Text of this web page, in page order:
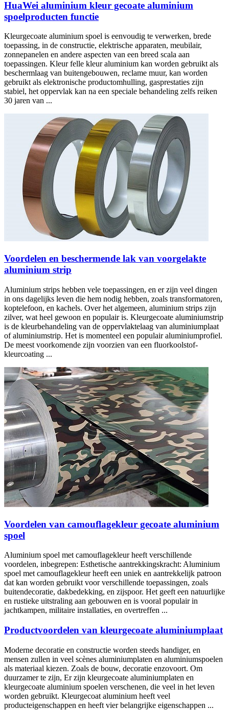
HuaWei aluminium kleur gecoate aluminium
spoelproducten functie
Kleurgecoate aluminium spoel is eenvoudig te verwerken, brede
toepassing, in de constructie, elektrische apparaten, meubilair,
zonnepanelen en andere aspecten van een breed scala aan
toepassingen. Kleur felle kleur aluminium kan worden gebruikt als
beschermlaag van buitengebouwen, reclame muur, kan worden
gebruikt als elektronische productomhulling, gasprestaties zijn
stabiel, het oppervlak kan na een speciale behandeling zelfs reiken
30 jaren van ...
Voordelen en beschermende lak van voorgelakte
aluminium strip
Aluminium strips hebben vele toepassingen, en er zijn veel dingen
in ons dagelijks leven die hem nodig hebben, zoals transformatoren,
koptelefoon, en kachels. Over het algemeen, aluminium strips zijn
zilver, wat heel gewoon en populair is. Kleurgecoate aluminiumstrip
is de kleurbehandeling van de oppervlaktelaag van aluminiumplaat
of aluminiumstrip. Het is momenteel een populair aluminiumprofiel.
De meest voorkomende zijn voorzien van een fluorkoolstof-
kleurcoating ...
Voordelen van camouflagekleur gecoate aluminium
spoel
Aluminium spoel met camouflagekleur heeft verschillende
voordelen, inbegrepen: Esthetische aantrekkingskracht: Aluminium
spoel met camouflagekleur heeft een uniek en aantrekkelijk patroon
dat kan worden gebruikt voor verschillende toepassingen, zoals
buitendecoratie, dakbedekking, en zijspoor. Het geeft een natuurlijke
en rustieke uitstraling aan gebouwen en is vooral populair in
jachtkampen, militaire installaties, en overtreffen ...
Productvoordelen van kleurgecoate aluminiumplaat
Moderne decoratie en constructie worden steeds handiger, en
mensen zullen in veel scènes aluminiumplaten en aluminiumspoelen
als materiaal kiezen. Zoals de bouw, decoratie enzovoort. Om
duurzamer te zijn, Er zijn kleurgecoate aluminiumplaten en
kleurgecoate aluminium spoelen verschenen, die veel in het leven
worden gebruikt. Kleurgecoat aluminium heeft veel
producteigenschappen en heeft vier belangrijke eigenschappen ...